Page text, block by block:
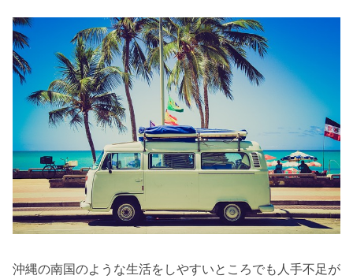
沖縄の南国のような生活をしやすいところでも人手不足が